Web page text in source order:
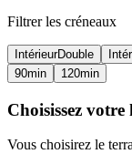
Filtrer les créneaux
IntérieurDouble
90min 120min
Choisissez votre
Vous choisirez le